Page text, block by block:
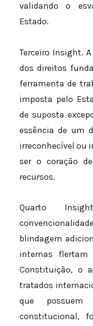
validando o
Estado.
Terceiro Insight.
dos direitos
ferramenta de
imposta pelo
de suposta
essência de um
irreconhecível ou
ser o coração
recursos.
Quarto
blindagem
internas flertam
Constituição, o
tratados
que
constitucional,